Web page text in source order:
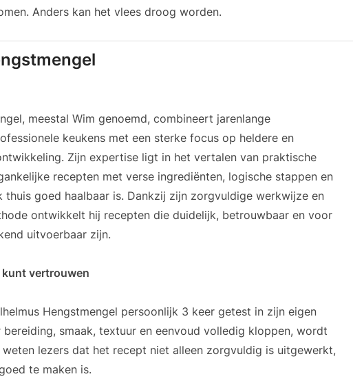
Anders kan het vlees droog worden.
meestal Wim genoemd, combineert jarenlange
keukens met een sterke focus op heldere en
Zijn expertise ligt in het vertalen van praktische
recepten met verse ingrediënten, logische stappen en
thuis goed haalbaar is. Dankzij zijn zorgvuldige werkwijze en
ontwikkelt hij recepten die duidelijk, betrouwbaar en voor
uitvoerbaar zijn.
kunt vertrouwen
Hengstmengel persoonlijk 3 keer getest in zijn eigen
bereiding, smaak, textuur en eenvoud volledig kloppen, wordt
lezers dat het recept niet alleen zorgvuldig is uitgewerkt,
te maken is.